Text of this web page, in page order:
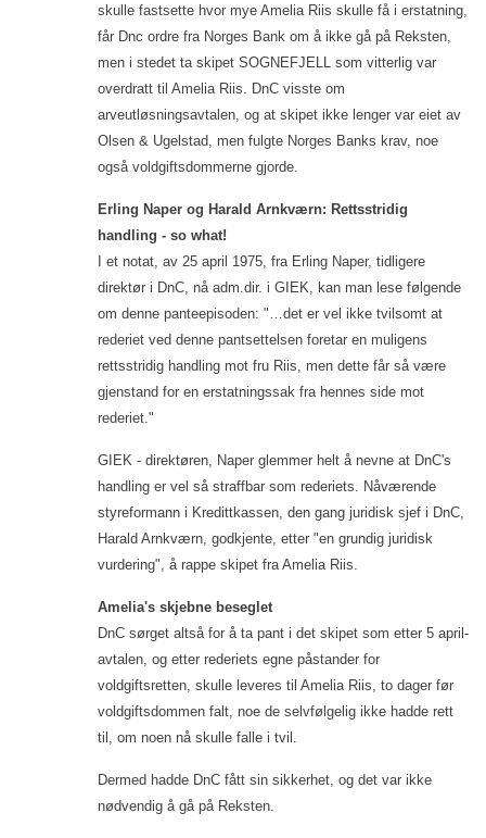
skulle fastsette hvor mye Amelia Riis skulle få i erstatning,
får Dnc ordre fra Norges Bank om å ikke gå på Reksten,
men i stedet ta skipet SOGNEFJELL som vitterlig var
overdratt til Amelia Riis. DnC visste om
arveutløsningsavtalen, og at skipet ikke lenger var eiet av
Olsen & Ugelstad, men fulgte Norges Banks krav, noe
også voldgiftsdommerne gjorde.
Erling Naper og Harald Arnkværn: Rettsstridig
handling - so what!
I et notat, av 25 april 1975, fra Erling Naper, tidligere
direktør i DnC, nå adm.dir. i GIEK, kan man lese følgende
om denne panteepisoden: "…det er vel ikke tvilsomt at
rederiet ved denne pantsettelsen foretar en muligens
rettsstridig handling mot fru Riis, men dette får så være
gjenstand for en erstatningssak fra hennes side mot
rederiet."
GIEK - direktøren, Naper glemmer helt å nevne at DnC's
handling er vel så straffbar som rederiets. Nåværende
styreformann i Kredittkassen, den gang juridisk sjef i DnC,
Harald Arnkværn, godkjente, etter "en grundig juridisk
vurdering", å rappe skipet fra Amelia Riis.
Amelia's skjebne beseglet
DnC sørget altså for å ta pant i det skipet som etter 5 april-
avtalen, og etter rederiets egne påstander for
voldgiftsretten, skulle leveres til Amelia Riis, to dager før
voldgiftsdommen falt, noe de selvfølgelig ikke hadde rett
til, om noen nå skulle falle i tvil.
Dermed hadde DnC fått sin sikkerhet, og det var ikke
nødvendig å gå på Reksten.